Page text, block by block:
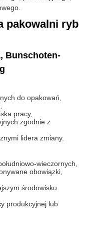
pakowalni ryb
Bunschoten-
do opakowań,
pracy,
zgodnie z
lidera zmiany.
wieczornych,
obowiązki,
środowisku
produkcyjnej lub